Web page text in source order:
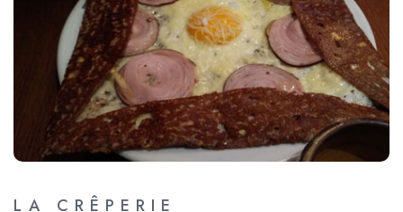
LA CRÊPERIE